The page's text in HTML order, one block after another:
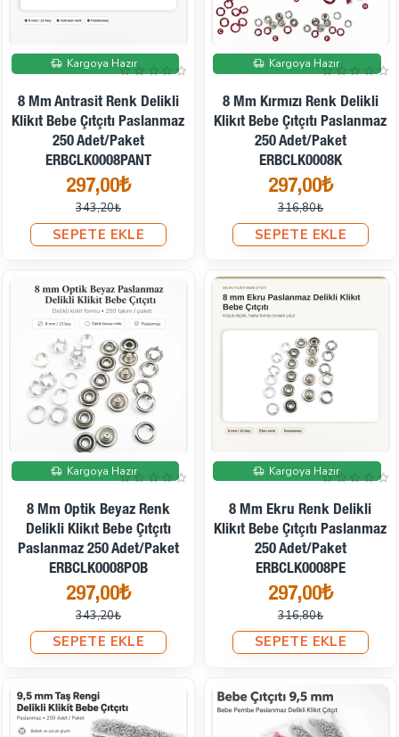
İndirimde
Kargoya Hazır
8 Mm Antrasit Renk Delikli
Klikıt Bebe Çıtçıtı Paslanmaz
250 Adet/Paket
ERBCLK0008PANT
297,00₺
343,20₺
SEPETE EKLE
İndirimde
Kargoya Hazır
8 Mm Kırmızı Renk Delikli
Klikıt Bebe Çıtçıtı Paslanmaz
250 Adet/Paket
ERBCLK0008K
297,00₺
316,80₺
SEPETE EKLE
İndirimde
Kargoya Hazır
8 Mm Optik Beyaz Renk
Delikli Klikıt Bebe Çıtçıtı
Paslanmaz 250 Adet/Paket
ERBCLK0008POB
297,00₺
343,20₺
SEPETE EKLE
İndirimde
Kargoya Hazır
8 Mm Ekru Renk Delikli
Klikıt Bebe Çıtçıtı Paslanmaz
250 Adet/Paket
ERBCLK0008PE
297,00₺
316,80₺
SEPETE EKLE